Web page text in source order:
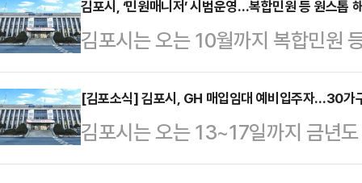
내 노외 공영주차장 40개소이며,
된다. 다만, 노상주차장 9개소는 감
성공영주차장…
명을 비롯해 조사 관리자 28명, 조
지원 자격은 만 18세 이상으로, 책
할 수 있는 시민이면 누구나 가능하
다. 조사관리자 및 조사지원담당
거쳐 선발하며, 조사원은 서류전형
용접…
김포시, ‘민원매니저’ 시범운영…복합민원 등 원스톱
김포시는 오는 10월까지 복합민원
저’ 제도를 시범 운영한다고 9일 밝
서비스 및 민원해결 기능 강화를 위
포시가 시범운영 기관으로 선정됨
민원 등에 대해 접수부터 처리 완료
[김포소식] 김포시, GH 매입임대 예비입주자…30가
김포시는 오는 13~17일까지 금년
주택 예비 입주자 30가구를 모집